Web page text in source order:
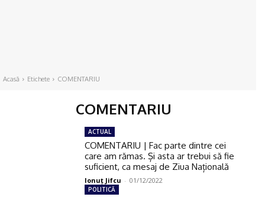
Acasă Etichete COMENTARIU
COMENTARIU
ACTUAL
COMENTARIU | Fac parte dintre cei
care am rămas. Și asta ar trebui să fie
suficient, ca mesaj de Ziua Națională
Ionuţ Jifcu - 01/12/2022
POLITICĂ